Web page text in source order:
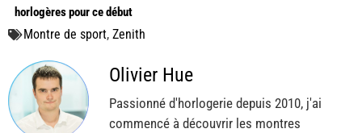
horlogères pour ce début
juinMontre de sport, Zenith
Olivier Hue
Passionné d'horlogerie depuis 2010, j'ai
commencé à découvrir les montres